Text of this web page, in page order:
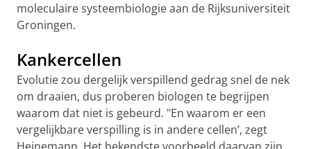
moleculaire systeembiologie aan de Rijksuniversiteit
Groningen.
Kankercellen
Evolutie zou dergelijk verspillend gedrag snel de nek
om draaien, dus proberen biologen te begrijpen
waarom dat niet is gebeurd. "En waarom er een
vergelijkbare verspilling is in andere cellen’, zegt